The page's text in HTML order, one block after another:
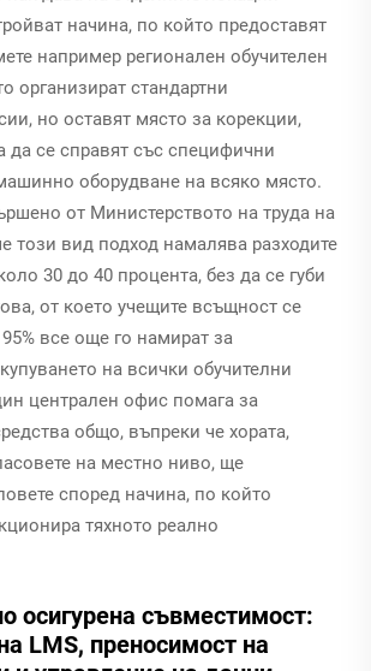
начина, по който предоставят
например регионален обучителен
организират стандартни
но оставят място за корекции,
да се справят със специфични
оборудване на всяко място.
от Министерството на труда на
този вид подход намалява разходите
30 до 40 процента, без да се губи
от което учещите всъщност се
все още го намират за
на всички обучителни
централен офис помага за
общо, въпреки че хората,
на местно ниво, ще
според начина, по който
тяхното реално
осигурена съвместимост:
LMS, преносимост на